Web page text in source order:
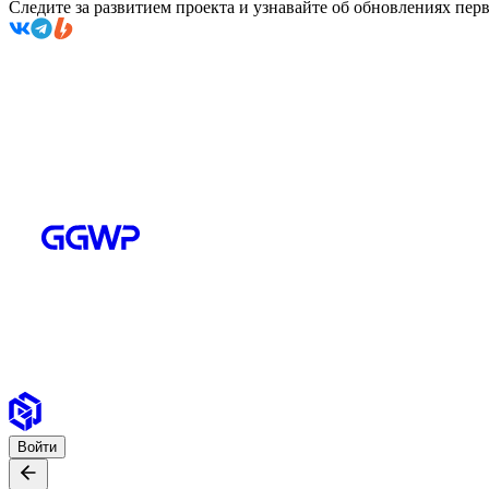
Следите за развитием проекта и узнавайте об обновлениях
Войти